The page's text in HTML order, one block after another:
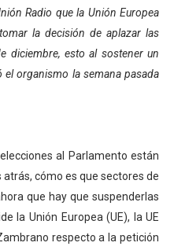
aspirantes al curso de
de médicos en
en El Vigía con
taller vacacional de
la Semana Mundial de la
Ríe 2026" brinda
Radio que la Unión Europea
la decisión de aplazar las
diciembre, esto al sostener un
organismo la semana pasada
al Parlamento están
cómo es que sectores de
que hay que suspenderlas
la Unión Europea (UE), la UE
respecto a la petición